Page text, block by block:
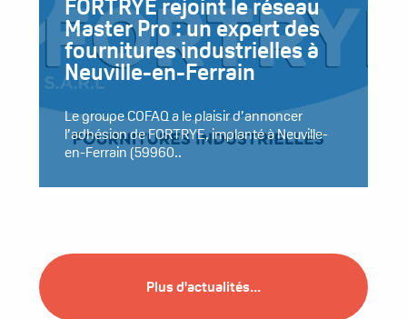
FORTRYE rejoint le réseau
Master Pro : un expert des
fournitures industrielles à
Neuville-en-Ferrain
Le groupe COFAQ a le plaisir d’annoncer
l’adhésion de FORTRYE, implanté à Neuville-
en-Ferrain (59960..
Plus d'actualités...